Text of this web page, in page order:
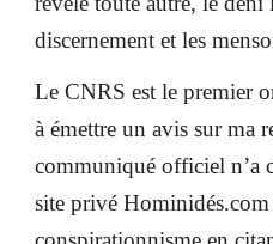
discernement et les
Le CNRS est le premier
à émettre un avis sur ma
communiqué officiel n’a
site privé Hominidés.com